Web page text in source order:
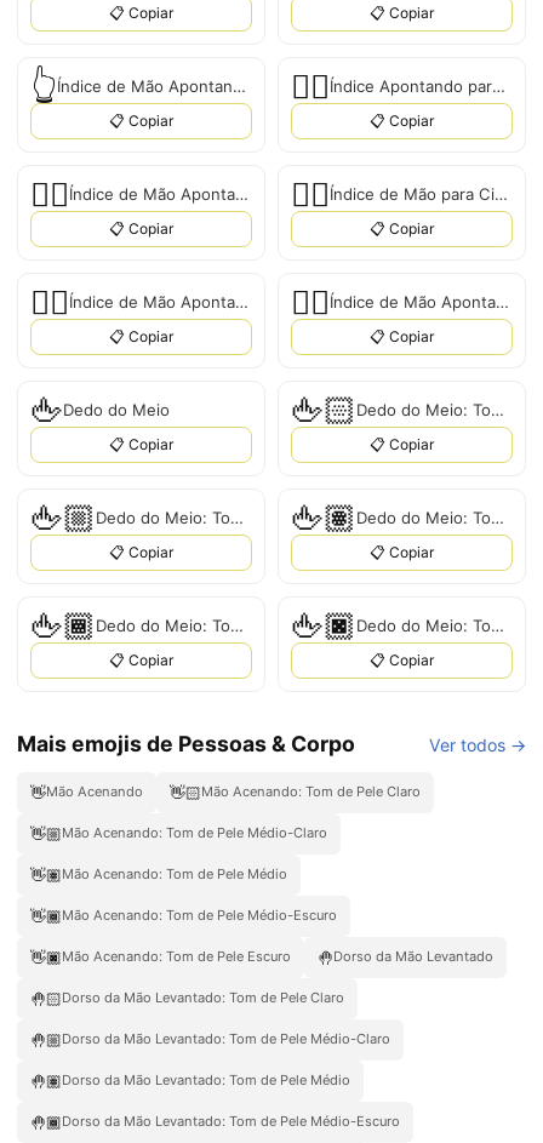
📋 Copiar 📋 Copiar
👆 Índice de Mão Apontando para Cima
📋 Copiar
👆🏻 Índice Apontando para Cima: Pele Clara
📋 Copiar
👆🏼 Índice de Mão Apontando para Cima, Tipo-2
📋 Copiar
👆🏽 Índice de Mão para Cima: Tom de Pele Médio
📋 Copiar
👆🏾 Índice de Mão Apontando para Cima: Tom de Pele Médio-Escuro
📋 Copiar
👆🏿 Índice de Mão Apontando para Cima: Tom de Pele Escuro
📋 Copiar
🖕Dedo do Meio
📋 Copiar
🖕🏻 Dedo do Meio: Tom de Pele Claro
📋 Copiar
🖕🏼 Dedo do Meio: Tom de Pele Médio-Claro
📋 Copiar
🖕🏽 Dedo do Meio: Tom de Pele Médio
📋 Copiar
🖕🏾 Dedo do Meio: Tom de Pele Médio-Escuro
📋 Copiar
🖕🏿 Dedo do Meio: Tom de Pele Escuro
📋 Copiar
Mais emojis de Pessoas & Corpo Ver todos →
👋Mão Acenando 👋🏻Mão Acenando: Tom de Pele Claro
👋🏼Mão Acenando: Tom de Pele Médio-Claro
👋🏽Mão Acenando: Tom de Pele Médio
👋🏾Mão Acenando: Tom de Pele Médio-Escuro
👋🏿Mão Acenando: Tom de Pele Escuro 🤚Dorso da Mão Levantado
🤚🏻Dorso da Mão Levantado: Tom de Pele Claro
🤚🏼Dorso da Mão Levantado: Tom de Pele Médio-Claro
🤚🏽Dorso da Mão Levantado: Tom de Pele Médio
🤚🏾Dorso da Mão Levantado: Tom de Pele Médio-Escuro